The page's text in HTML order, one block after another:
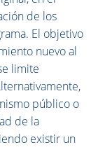
de los
El objetivo
nuevo al
limite
público o
de la
existir un